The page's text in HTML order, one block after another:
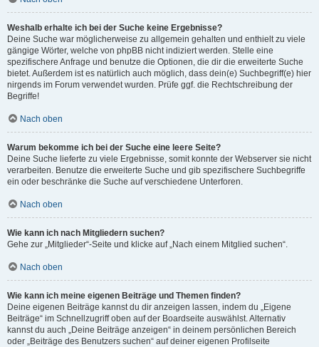
Weshalb erhalte ich bei der Suche keine Ergebnisse?
Deine Suche war möglicherweise zu allgemein gehalten und enthielt zu viele
gängige Wörter, welche von phpBB nicht indiziert werden. Stelle eine
spezifischere Anfrage und benutze die Optionen, die dir die erweiterte Suche
bietet. Außerdem ist es natürlich auch möglich, dass dein(e) Suchbegriff(e) hier
nirgends im Forum verwendet wurden. Prüfe ggf. die Rechtschreibung der
Begriffe!
Nach oben
Warum bekomme ich bei der Suche eine leere Seite?
Deine Suche lieferte zu viele Ergebnisse, somit konnte der Webserver sie nicht
verarbeiten. Benutze die erweiterte Suche und gib spezifischere Suchbegriffe
ein oder beschränke die Suche auf verschiedene Unterforen.
Nach oben
Wie kann ich nach Mitgliedern suchen?
Gehe zur „Mitglieder“-Seite und klicke auf „Nach einem Mitglied suchen“.
Nach oben
Wie kann ich meine eigenen Beiträge und Themen finden?
Deine eigenen Beiträge kannst du dir anzeigen lassen, indem du „Eigene
Beiträge“ im Schnellzugriff oben auf der Boardseite auswählst. Alternativ
kannst du auch „Deine Beiträge anzeigen“ in deinem persönlichen Bereich
oder „Beiträge des Benutzers suchen“ auf deiner eigenen Profilseite